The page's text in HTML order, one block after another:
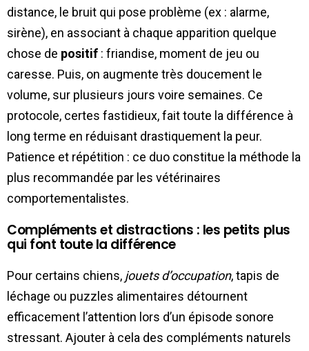
distance, le bruit qui pose problème (ex : alarme,
sirène), en associant à chaque apparition quelque
chose de positif : friandise, moment de jeu ou
caresse. Puis, on augmente très doucement le
volume, sur plusieurs jours voire semaines. Ce
protocole, certes fastidieux, fait toute la différence à
long terme en réduisant drastiquement la peur.
Patience et répétition : ce duo constitue la méthode la
plus recommandée par les vétérinaires
comportementalistes.
Compléments et distractions : les petits plus
qui font toute la différence
Pour certains chiens, jouets d’occupation, tapis de
léchage ou puzzles alimentaires détournent
efficacement l’attention lors d’un épisode sonore
stressant. Ajouter à cela des compléments naturels